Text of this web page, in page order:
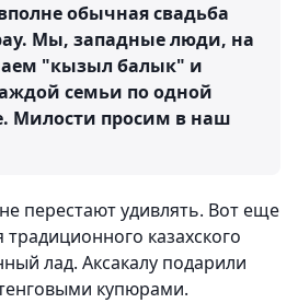
обычная свадьба
Мы, западные люди, на
"кызыл балык" и
семьи по одной
Милости просим в наш
перестают удивлять. Вот еще
казахского
лад. Аксакалу подарили
купюрами.